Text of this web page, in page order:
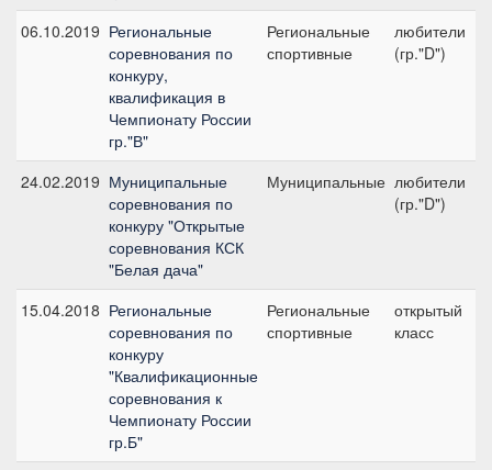
06.10.2019 Региональные
соревнования по
конкуру,
квалификация в
Чемпионату России
гр."В"
Региональные
спортивные
любители
(гр."D")
24.02.2019 Муниципальные
соревнования по
конкуру "Открытые
соревнования КСК
"Белая дача"
Муниципальные любители
(гр."D")
15.04.2018 Региональные
соревнования по
конкуру
"Квалификационные
соревнования к
Чемпионату России
гр.Б"
Региональные
спортивные
открытый
класс